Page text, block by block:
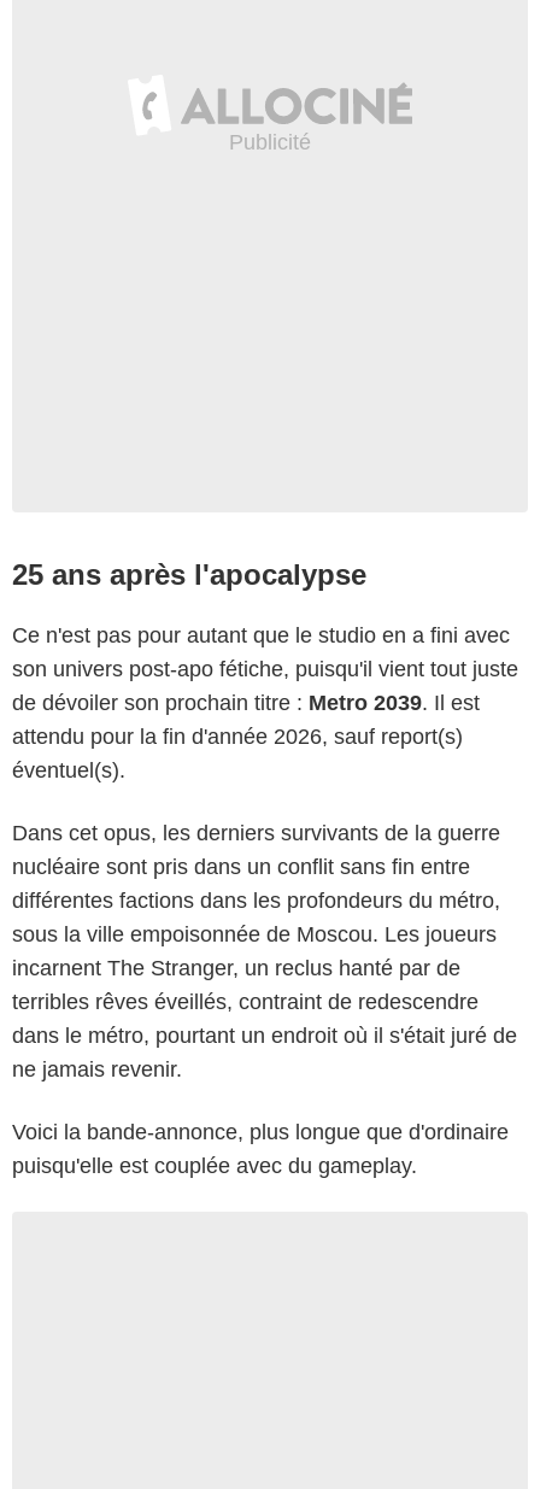
25 ans après l'apocalypse
Ce n'est pas pour autant que le studio en a fini avec
son univers post-apo fétiche, puisqu'il vient tout juste
de dévoiler son prochain titre : Metro 2039. Il est
attendu pour la fin d'année 2026, sauf report(s)
éventuel(s).
Dans cet opus, les derniers survivants de la guerre
nucléaire sont pris dans un conflit sans fin entre
différentes factions dans les profondeurs du métro,
sous la ville empoisonnée de Moscou. Les joueurs
incarnent The Stranger, un reclus hanté par de
terribles rêves éveillés, contraint de redescendre
dans le métro, pourtant un endroit où il s'était juré de
ne jamais revenir.
Voici la bande-annonce, plus longue que d'ordinaire
puisqu'elle est couplée avec du gameplay.